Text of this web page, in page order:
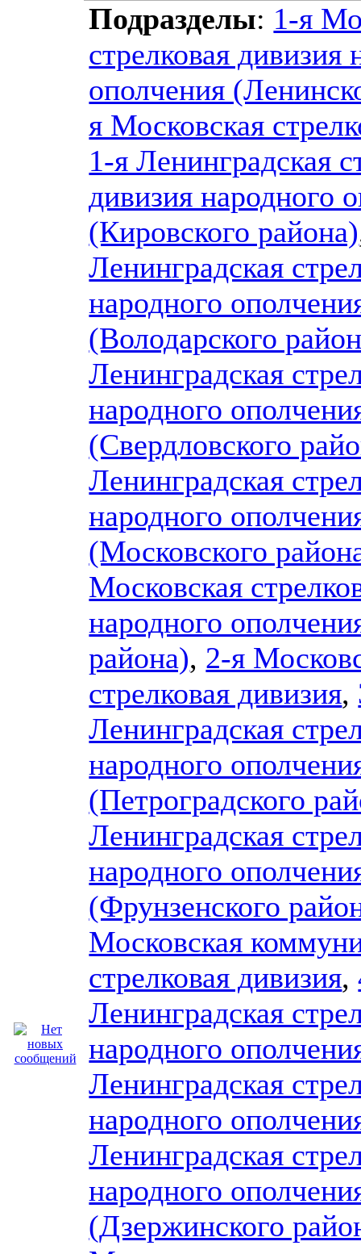
Подразделы: 1-я
стрелковая дивизия
ополчения
я Московская
1-я Ленинградская
дивизия народного
(Кировского района)
Ленинградская
народного
(Володарского
Ленинградская
народного
(Свердловского
Ленинградская
народного
(Московского
Московская
народного
района), 2-я
стрелковая дивизия,
Ленинградская
народного
(Петроградского
Ленинградская
народного
(Фрунзенского
Московская
стрелковая дивизия,
Ленинградская
народного
Ленинградская
народного
Ленинградская
народного
(Дзержинского